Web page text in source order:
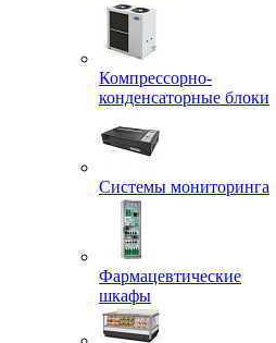
Компрессорно-
конденсаторные блоки
Системы мониторинга
Фармацевтические
шкафы